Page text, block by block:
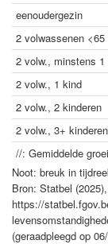
eenoudergezin
2 volwassenen <65
2 volw., minstens 1
2 volw., 1 kind
2 volw., 2 kinderen
2 volw., 3+ kinderen
//: Gemiddelde
Noot: breuk in
Bron: Statbel
https://
(geraadpleegd op